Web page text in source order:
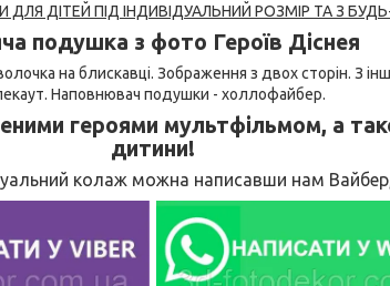
ДІТЕЙ ПІД ІНДИВІДУАЛЬНИЙ РОЗМІР ТА З
подушка з фото Героїв Діснея
на блискавці. Зображення з двох сторін. З
Наповнювач подушки - холлофайбер.
героями мультфільмом, а
дитини!
колаж можна написавши нам